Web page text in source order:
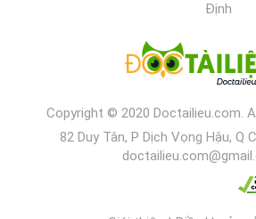
Định
Copyright © 2020 Doctailieu.com.
82 Duy Tân, P Dịch Vọng Hậu, Q